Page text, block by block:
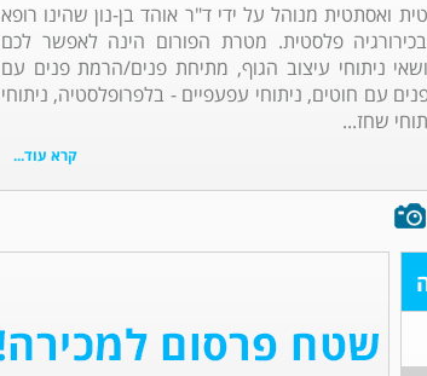
ואסתטית מנוהל על ידי ד"ר אוהד בן-נון שהינו רופא
פלסטית. מטרת הפורום הינה לאפשר לכם
ניתוחי עיצוב הגוף, מתיחת פנים/הרמת פנים עם
עם חוטים, ניתוחי עפעפיים - בלפרופלסטיה, ניתוחי
שחז...
קרא עוד...